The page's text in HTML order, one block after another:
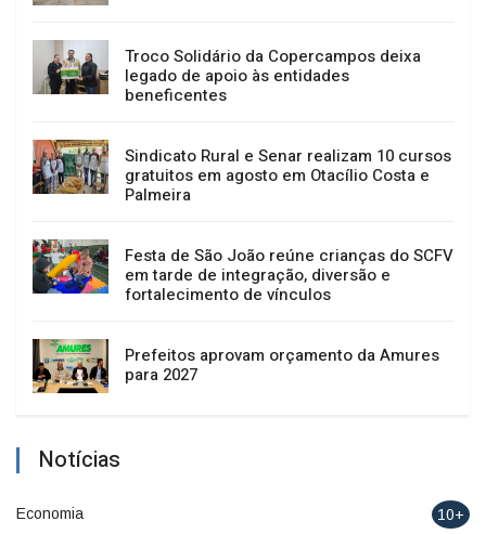
Troco Solidário da Copercampos deixa
legado de apoio às entidades
beneficentes
Sindicato Rural e Senar realizam 10 cursos
gratuitos em agosto em Otacílio Costa e
Palmeira
Festa de São João reúne crianças do SCFV
em tarde de integração, diversão e
fortalecimento de vínculos
Prefeitos aprovam orçamento da Amures
para 2027
Notícias
Economia 10+